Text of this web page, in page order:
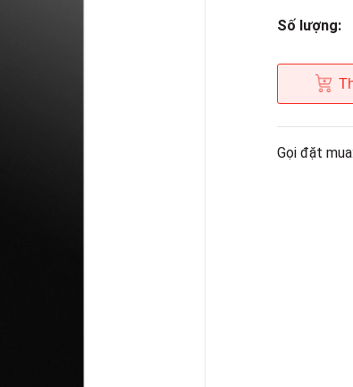
Số lượng:
Gọi đặt mua: